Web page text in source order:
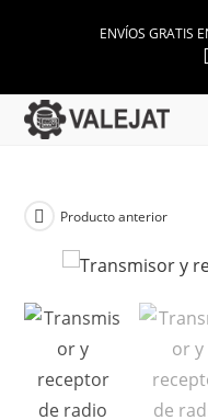
ENVÍOS GRATIS
Producto anterior